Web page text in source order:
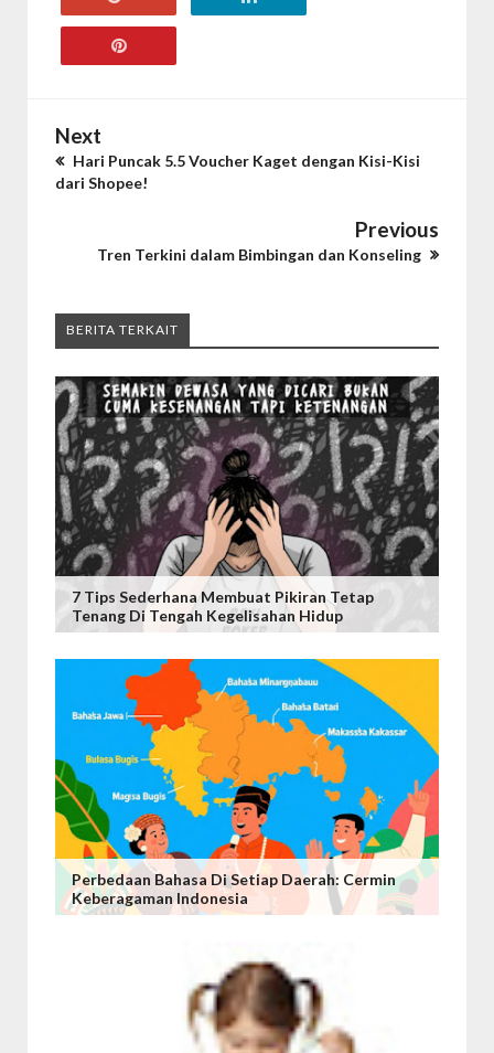
Next
Hari Puncak 5.5 Voucher Kaget dengan Kisi-Kisi
dari Shopee!
Previous
Tren Terkini dalam Bimbingan dan Konseling
BERITA TERKAIT
7 Tips Sederhana Membuat Pikiran Tetap
Tenang Di Tengah Kegelisahan Hidup
Perbedaan Bahasa Di Setiap Daerah: Cermin
Keberagaman Indonesia